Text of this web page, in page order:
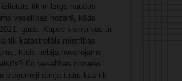
izlietots tik milzīgs naudas
veselības nozarē, kāds
gadā. Kāpēc vienlaikus ar
tik katastrofāls mirstības
kāds nebija novērojams
Ko veselības nozares
pieņēmēji darīja tādu, kas tik